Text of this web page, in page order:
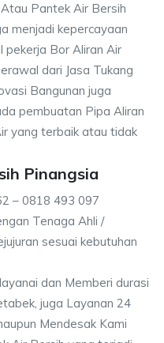
Pantek Air Bersih
menjadi kepercayaan
pekerja Bor Aliran Air
dari Jasa Tukang
Bangunan juga
pembuatan Pipa Aliran
yang terbaik atau tidak
Pinangsia
– 0818 493 097
Tenaga Ahli /
sesuai kebutuhan
dan Memberi durasi
juga Layanan 24
Mendesak Kami